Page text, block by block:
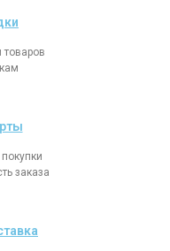
товаров
заказа